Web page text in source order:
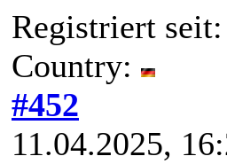
Registriert
Country:
#452
11.04.2025,